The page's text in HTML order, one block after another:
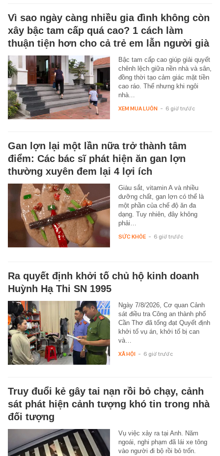
Vì sao ngày càng nhiều gia đình không còn
xây bậc tam cấp quá cao? 1 cách làm
thuận tiện hơn cho cả trẻ em lẫn người già
Bậc tam cấp cao giúp giải quyết
chênh lệch giữa nền nhà và sân,
đồng thời tạo cảm giác mặt tiền
cao ráo. Thế nhưng khi ngôi
nhà…
XEM MUA LUÔN - 6 giờ trước
Gan lợn lại một lần nữa trở thành tâm
điểm: Các bác sĩ phát hiện ăn gan lợn
thường xuyên đem lại 4 lợi ích
Giàu sắt, vitamin A và nhiều
dưỡng chất, gan lợn có thể là
một phần của chế độ ăn đa
dạng. Tuy nhiên, đây không
phải…
SỨC KHỎE - 6 giờ trước
Ra quyết định khởi tố chủ hộ kinh doanh
Huỳnh Hạ Thi SN 1995
Ngày 7/8/2026, Cơ quan Cảnh
sát điều tra Công an thành phố
Cần Thơ đã tống đạt Quyết định
khởi tố vụ án, khởi tố bị can
và…
XÃ HỘI - 6 giờ trước
Truy đuổi kẻ gây tai nạn rồi bỏ chạy, cảnh
sát phát hiện cảnh tượng khó tin trong nhà
đối tượng
Vụ việc xảy ra tại Anh. Năm
ngoái, nghi phạm đã lái xe tông
vào người đi bộ rồi bỏ trốn.